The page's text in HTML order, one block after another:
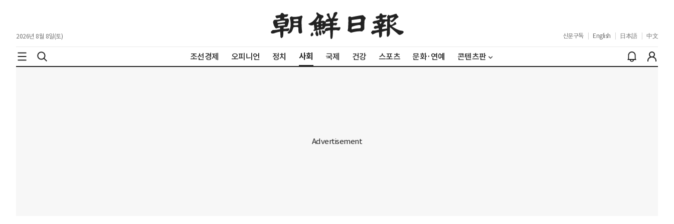
2026년 8월 8일(토) 신문구독 English 日本語 中文
조선경제 오피니언 정치 사회 국제 건강 스포츠 문화·연예 콘텐츠판